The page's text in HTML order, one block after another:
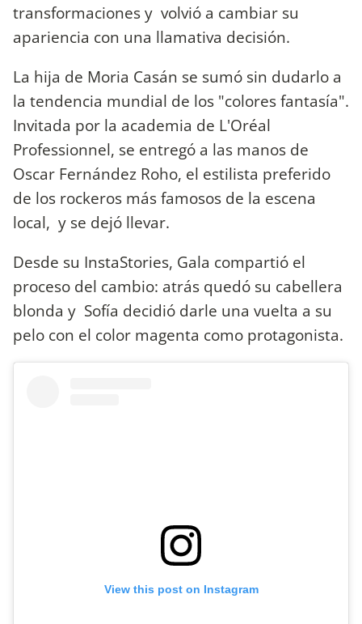
transformaciones y volvió a cambiar su
apariencia con una llamativa decisión.
La hija de Moria Casán se sumó sin dudarlo a
la tendencia mundial de los "colores fantasía".
Invitada por la academia de L'Oréal
Professionnel, se entregó a las manos de
Oscar Fernández Roho, el estilista preferido
de los rockeros más famosos de la escena
local, y se dejó llevar.
Desde su InstaStories, Gala compartió el
proceso del cambio: atrás quedó su cabellera
blonda y Sofía decidió darle una vuelta a su
pelo con el color magenta como protagonista.
View this post on Instagram